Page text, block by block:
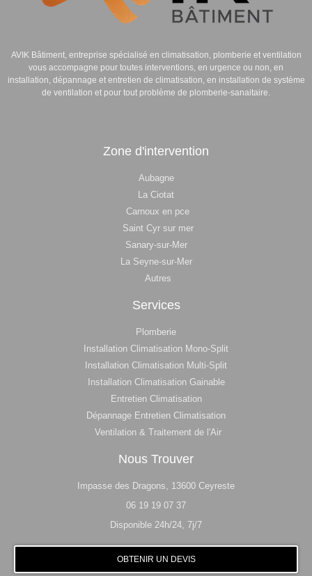
AVIK Bâtiment, entreprise spécialisé en climatisation, p lomberie et ventilation
vous accompagne pour toutes interventions, en urgence ou non, en
installation, dépannage et entretien de climatisation, en installation de système
de ventilation et pour tout problème de plomberie-sanaitaire.
Zone d'intervention
Aubagne
La Ciotat
Carnoux en pce
Saint Cyr sur mer
Sanary-sur-Mer
La Seyne-sur-Mer
Autres
Services
Plomberie
Installation Climatisation Mono-Split
Installation Climatisation Multi-Split
Installation Climatisation Gainable
Entretien Climatisation
Dépannage Entretien Climatisation
Ventilation & Traitement de l'Air
Nous Trouver
Impasse des Dragons, 13600 Ceyreste
06 19 19 07 37
Disponible 24h/24, 7j/7
OBTENIR UN DEVIS